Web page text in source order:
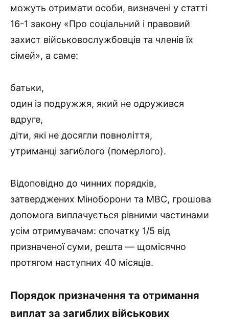
можуть отримати особи, визначені у статті
16-1 закону «Про соціальний і правовий
захист військовослужбовців та членів їх
сімей», а саме:
батьки,
один із подружжя, який не одружився
вдруге,
діти, які не досягли повноліття,
утриманці загиблого (померлого).
Відоповідно до чинних порядків,
затверджених Міноборони та МВС, грошова
допомога виплачується рівними частинами
усім отримувачам: спочатку 1/5 від
призначеної суми, решта — щомісячно
протягом наступних 40 місяців.
Порядок призначення та отримання
виплат за загиблих військових